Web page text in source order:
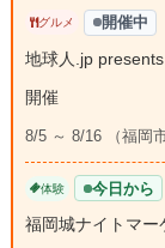
グルメ 開催中
地球人.jp
開催
8/5 ～ 8/16 （福岡
体験 今日から
福岡城ナイトマー